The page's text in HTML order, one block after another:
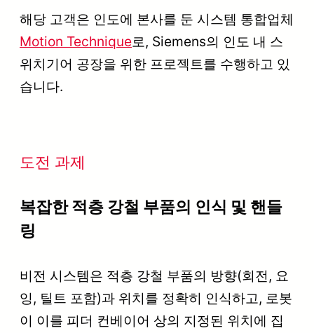
해당 고객은 인도에 본사를 둔 시스템 통합업체
Motion Technique로, Siemens의 인도 내 스
위치기어 공장을 위한 프로젝트를 수행하고 있
습니다.
도전 과제
복잡한 적층 강철 부품의 인식 및 핸들
링
비전 시스템은 적층 강철 부품의 방향(회전, 요
잉, 틸트 포함)과 위치를 정확히 인식하고, 로봇
이 이를 피더 컨베이어 상의 지정된 위치에 집